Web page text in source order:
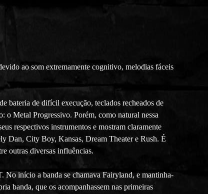
ao som extremamente cognitivo, melodias fáceis
bateria de difícil execução, teclados recheados de
o Metal Progressivo. Porém, como natural nessa
respectivos instrumentos e mostram claramente
Dan, City Boy, Kansas, Dream Theater e Rush. É
outras diversas influências.
No início a banda se chamava Fairyland, e mantinha-
banda, que os acompanhassem nas primeiras